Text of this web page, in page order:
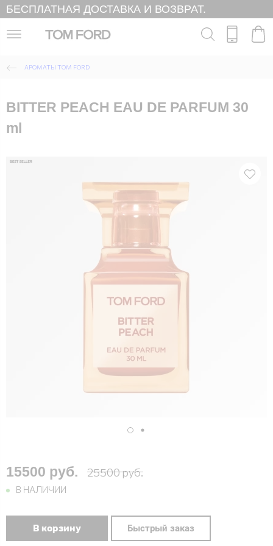
БЕСПЛАТНАЯ ДОСТАВКА И ВОЗВРАТ.
АРОМАТЫ TOM FORD
BITTER PEACH EAU DE PARFUM 30
ml
15500 руб. 25500 руб.
В НАЛИЧИИ
В корзину Быстрый заказ